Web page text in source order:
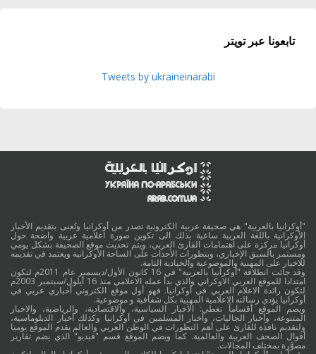
تابعونا عبر تويتر
Tweets by ukraineinarabi
"أوكرانيا بالعربية" هي صحيفة عربية الكترونية تصدر من أوكرانيا وتُعنى بتقديم الأخبار
الأوكرانية باللغة العربية ساعية بذلك الى تكوين صورة اعلامية عربية واضحة حول
أوكرانيا مركزة على اهتمامات القارئ العربي، ويتم تحديث موقع الصحيفة بشكل يومي
ومستمر بالسبق الإخباري، وبتطورات الأحداث على الساحة الأوكرانية ويعتمد في تقديمه
للاخبار على المهنية والموضوعية والحيادية التامة.
وقد جائت انطلاقة "أوكرانيا بالعربية" في 16 كانون الأول/ديسمبر عام 2011م لتكون
امتدادا للموقع العربي الاوكراني والذي بدأ عمله الاعلامي منذ 16 أيلول/سبتمبر 2003م
لتكون رائدة الاعلام العربي في أوكرانيا. فهو أول موقع الكتروني أخباري عربي في
أوكرانيا يؤدي رسالته الاعلامية المهنية بكل شفافية و موضوعية.
ويضم الموقع أقساماً تغطي: الأخبار السياسية، والاقتصادية، والرياضية، والاخبار
المتنوعة، وأخبار الجاليات، وأخبار المسلمين في أوكرانيا وكذلك أخبار الدبلوماسية،
ولتقديم نافذة للقارئ على أهم التطورات في الوطن العربي والعالم يقدم الموقع يوميا
أقوال الصحف العربية والعالمية. كما ويضم الموقع قسم "فيديو" الذي يضم تقارير
مصوَّرة بمختلف المجالات.